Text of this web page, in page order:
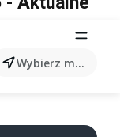
Wybierz miasto